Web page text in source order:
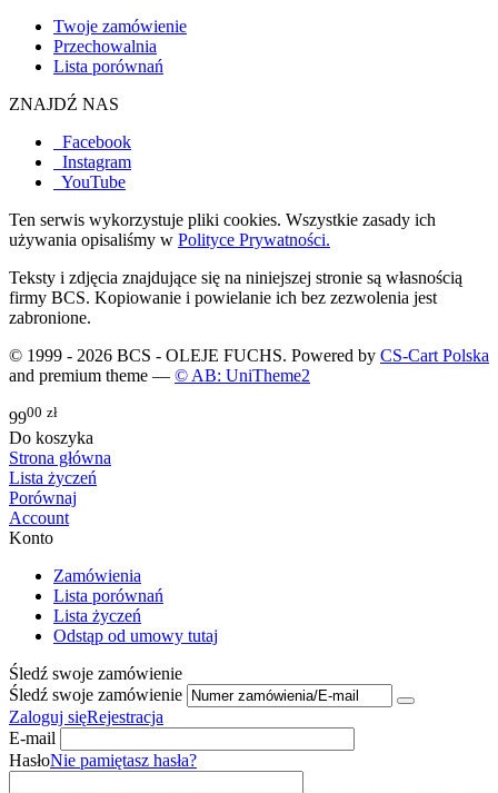
Twoje zamówienie
Przechowalnia
Lista porównań
ZNAJDŹ NAS
Facebook
Instagram
YouTube
Ten serwis wykorzystuje pliki cookies. Wszystkie zasady ich
używania opisaliśmy w Polityce Prywatności.
Teksty i zdjęcia znajdujące się na niniejszej stronie są własnością
firmy BCS. Kopiowanie i powielanie ich bez zezwolenia jest
zabronione.
© 1999 - 2026 BCS - OLEJE FUCHS. Powered by CS-Cart Polska
and premium theme — © AB: UniTheme2
9900 zł
Do koszyka
Strona główna
Lista życzeń
Porównaj
Account
Konto
Zamówienia
Lista porównań
Lista życzeń
Odstąp od umowy tutaj
Śledź swoje zamówienie
Śledź swoje zamówienie
Zaloguj sięRejestracja
E-mail
HasłoNie pamiętasz hasła?